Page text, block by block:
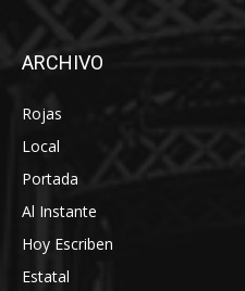
ARCHIVO
Rojas
Local
Portada
Al Instante
Hoy Escriben
Estatal